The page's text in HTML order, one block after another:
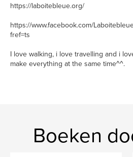
https://laboitebleue.org/
https://www.facebook.com/
fref=ts
I love walking, i love travelling and i
make everything at the same time^^.
Boeken